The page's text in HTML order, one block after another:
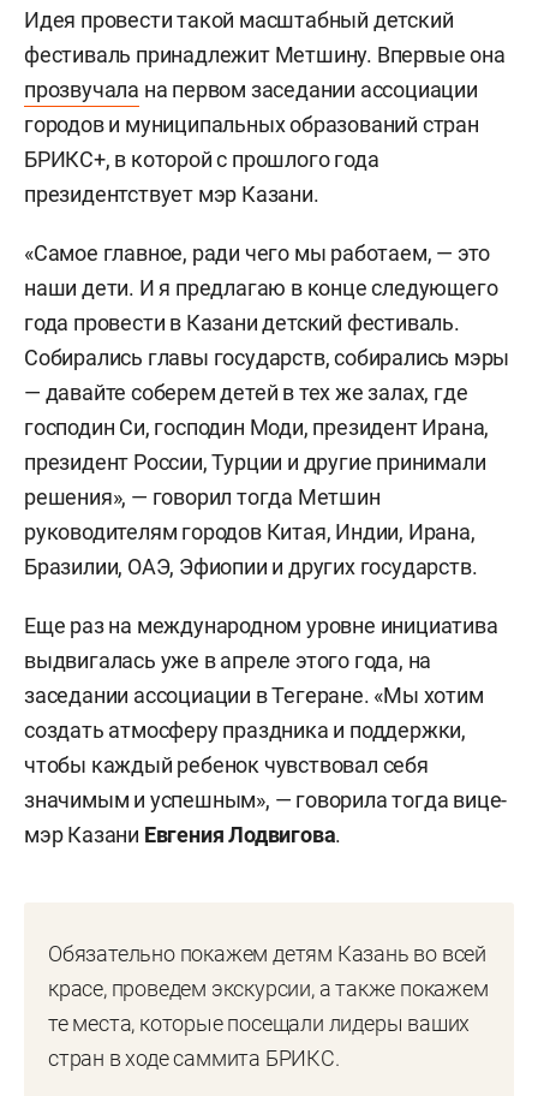
Идея провести такой масштабный детский
фестиваль принадлежит Метшину. Впервые она
прозвучала на первом заседании ассоциации
городов и муниципальных образований стран
БРИКС+, в которой с прошлого года
президентствует мэр Казани.
«Самое главное, ради чего мы работаем, — это
наши дети. И я предлагаю в конце следующего
года провести в Казани детский фестиваль.
Собирались главы государств, собирались мэры
— давайте соберем детей в тех же залах, где
господин Си, господин Моди, президент Ирана,
президент России, Турции и другие принимали
решения», — говорил тогда Метшин
руководителям городов Китая, Индии, Ирана,
Бразилии, ОАЭ, Эфиопии и других государств.
Еще раз на международном уровне инициатива
выдвигалась уже в апреле этого года, на
заседании ассоциации в Тегеране. «Мы хотим
создать атмосферу праздника и поддержки,
чтобы каждый ребенок чувствовал себя
значимым и успешным», — говорила тогда вице-
мэр Казани Евгения Лодвигова.
Обязательно покажем детям Казань во всей
красе, проведем экскурсии, а также покажем
те места, которые посещали лидеры ваших
стран в ходе саммита БРИКС.